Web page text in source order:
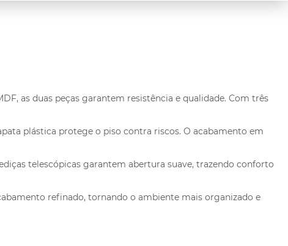
as duas peças garantem resistência e qualidade. Com três
plástica protege o piso contra riscos. O acabamento em
telescópicas garantem abertura suave, trazendo conforto
refinado, tornando o ambiente mais organizado e